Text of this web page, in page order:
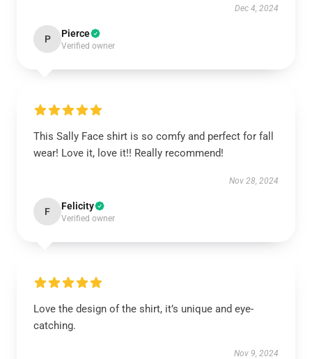
Dec 4, 2024
P Pierce
Verified owner
This Sally Face shirt is so comfy and perfect for fall
wear! Love it, love it!! Really recommend!
Nov 28, 2024
F Felicity
Verified owner
Love the design of the shirt, it’s unique and eye-
catching.
Nov 9, 2024